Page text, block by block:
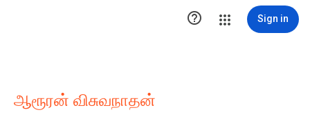
 Sign in
ஆரூரன் விசுவநாதன்